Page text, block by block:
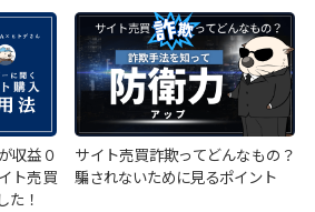
収益０
ト売買
た！
サイト売買詐欺ってどんなもの？
騙されないために見るポイント